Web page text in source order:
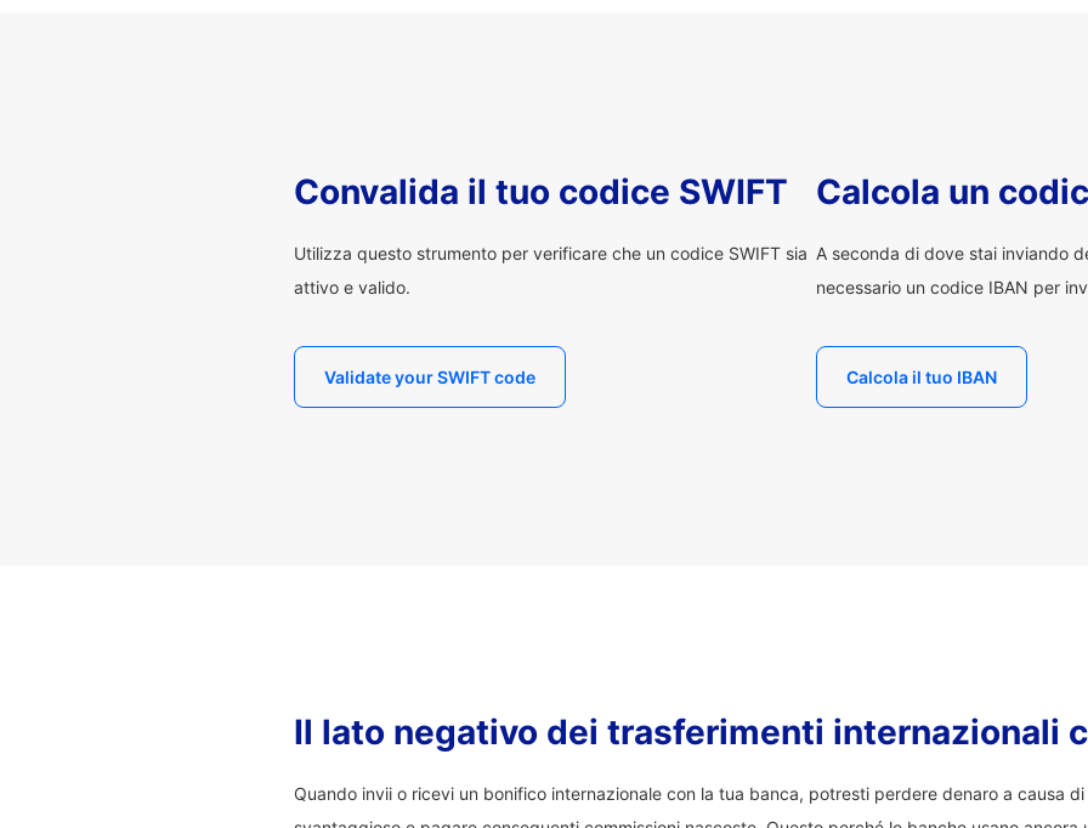
Convalida il tuo codice SWIFT
Utilizza questo strumento per verificare che un codice SWIFT sia
attivo e valido.
Validate your SWIFT code
Calcola un
A seconda di dove stai inviando
necessario un codice IBAN per
Calcola il tuo IBAN
Il lato negativo dei trasferimenti internazionali
Quando invii o ricevi un bonifico internazionale con la tua banca, potresti perdere denaro a causa